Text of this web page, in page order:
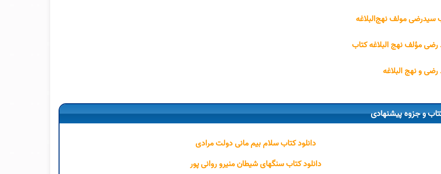
سیدرضی مولف نهج‌البلاغه
مؤلف نهج البلاغه کتاب
و نهج البلاغه
و جزوه پیشنهادی
دانلود کتاب سلام بیم مانی دولت مرادی
دانلود کتاب سنگهای شیطان منیرو روانی پور